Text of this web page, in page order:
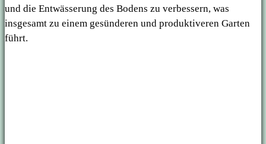
und die Entwässerung des Bodens zu verbessern, was
insgesamt zu einem gesünderen und produktiveren Garten
führt.